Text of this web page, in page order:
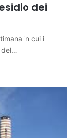
dei
in cui i
del…